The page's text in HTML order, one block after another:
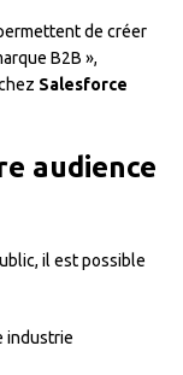
de créer
B2B »,
Salesforce
audience
il est possible
industrie